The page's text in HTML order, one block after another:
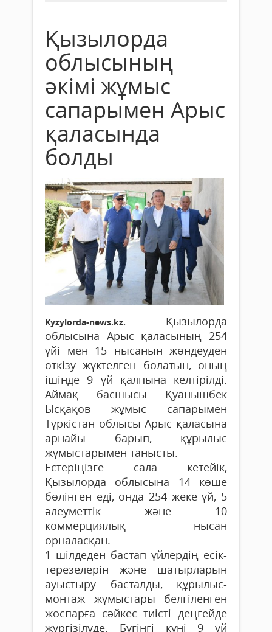
Қызылорда
облысының
әкімі жұмыс
сапарымен Арыс
қаласында
болды
Kyzylorda-news.kz.
Қызылорда
облысына Арыс қаласының 254
үйі мен 15 нысанын жөндеуден
өткізу жүктелген болатын, оның
ішінде 9 үй қалпына келтірілді.
Аймақ басшысы Қуанышбек
Ысқақов жұмыс сапарымен
Түркістан облысы Арыс қаласына
арнайы барып, құрылыс
жұмыстарымен танысты.
Естеріңізге сала кетейік,
Қызылорда облысына 14 көше
бөлінген еді, онда 254 жеке үй, 5
әлеуметтік және 10
коммерциялық нысан
орналасқан.
1 шілдеден бастап үйлердің есік-
терезелерін және шатырларын
ауыстыру басталды, құрылыс-
монтаж жұмыстары белгіленген
жоспарға сәйкес тиісті деңгейде
жүргізілуде. Бүгінгі күні 9 үй